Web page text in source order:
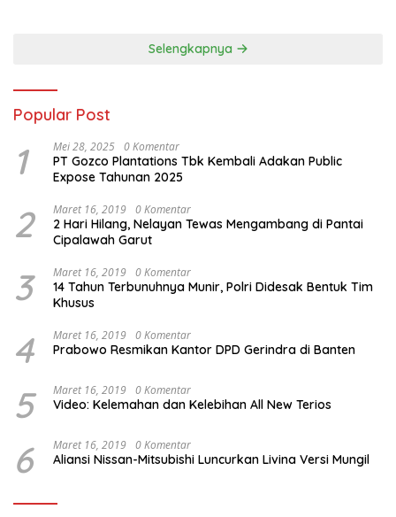
Selengkapnya
Popular Post
1 Mei 28, 2025 0 Komentar
PT Gozco Plantations Tbk Kembali Adakan Public
Expose Tahunan 2025
2 Maret 16, 2019 0 Komentar
2 Hari Hilang, Nelayan Tewas Mengambang di Pantai
Cipalawah Garut
3 Maret 16, 2019 0 Komentar
14 Tahun Terbunuhnya Munir, Polri Didesak Bentuk Tim
Khusus
4 Maret 16, 2019 0 Komentar
Prabowo Resmikan Kantor DPD Gerindra di Banten
5 Maret 16, 2019 0 Komentar
Video: Kelemahan dan Kelebihan All New Terios
6 Maret 16, 2019 0 Komentar
Aliansi Nissan-Mitsubishi Luncurkan Livina Versi Mungil